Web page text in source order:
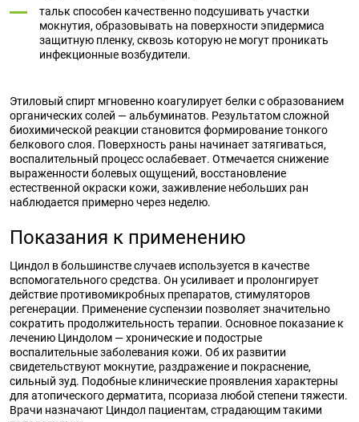
тальк способен качественно подсушивать участки
мокнутия, образовывать на поверхности эпидермиса
защитную пленку, сквозь которую не могут проникать
инфекционные возбудители.
Этиловый спирт мгновенно коагулирует белки с образованием
органических солей — альбуминатов. Результатом сложной
биохимической реакции становится формирование тонкого
белкового слоя. Поверхность раны начинает затягиваться,
воспалительный процесс ослабевает. Отмечается снижение
выраженности болевых ощущений, восстановление
естественной окраски кожи, заживление небольших ран
наблюдается примерно через неделю.
Показания к применению
Циндол в большинстве случаев используется в качестве
вспомогательного средства. Он усиливает и пролонгирует
действие противомикробных препаратов, стимуляторов
регенерации. Применение суспензии позволяет значительно
сократить продолжительность терапии. Основное показание к
лечению Циндолом — хронические и подострые
воспалительные заболевания кожи. Об их развитии
свидетельствуют мокнутие, раздражение и покраснение,
сильный зуд. Подобные клинические проявления характерны
для атопического дерматита, псориаза любой степени тяжести.
Врачи назначают Циндол пациентам, страдающим такими